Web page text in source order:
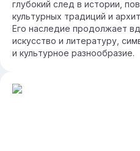
глубокий след в истории,
культурных традиций и
Его наследие продолжает
искусство и литературу,
и культурное разнообразие.